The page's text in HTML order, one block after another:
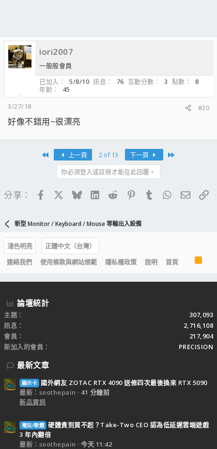
iori2007
一般般會員
已加入
5/8/10 訊息 76 互動分數 3 點數
8
年齡
45
3/27/18
#20
好像不錯用~很漂亮
上一頁 2 of 13 下一頁
你必須登入或註冊才能在此回覆。
分享： FacebookBlueskyLinkedIn
Reddit PinterestTumblrWhatsApp
電子
新型 Monitor / Keyboard / Mouse 等輸出入設備
淺色明亮
正體中文（台灣）
連絡我們
使用條款與網站規範 隱私權政策 說明 首頁
S
論壇統計
主題
307,093
訊息
2,716,108
會員
217,904
新加入的會員
PRECISION
最新文章
顯示卡
國外網友 ZOTAC RTX 4090 送修四次最後換來 RTX 5090
最新：soothepain
41 分鐘前
新品資訊
電玩/軟體 硬體貴到買不起？Take-Two CEO 認為低延遲雲端遊戲
3 年內翻倍
最新：soothepain
今天 11:42